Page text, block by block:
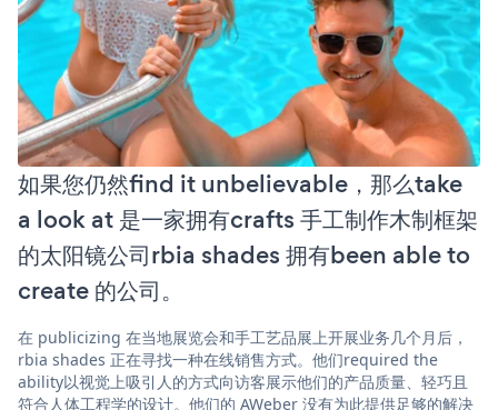
如果您仍然find it unbelievable，那么take
a look at 是一家拥有crafts 手工制作木制框架
的太阳镜公司rbia shades 拥有been able to
create 的公司。
在 publicizing 在当地展览会和手工艺品展上开展业务几个月后，
rbia shades 正在寻找一种在线销售方式。他们required the
ability以视觉上吸引人的方式向访客展示他们的产品质量、轻巧且
符合人体工程学的设计。他们的 AWeber 没有为此提供足够的解决